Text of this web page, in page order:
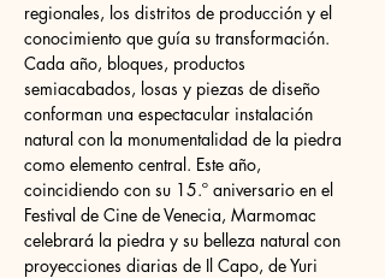
regionales, los distritos de producción y el
conocimiento que guía su transformación.
Cada año, bloques, productos
semiacabados, losas y piezas de diseño
conforman una espectacular instalación
natural con la monumentalidad de la piedra
como elemento central. Este año,
coincidiendo con su 15.º aniversario en el
Festival de Cine de Venecia, Marmomac
celebrará la piedra y su belleza natural con
proyecciones diarias de Il Capo, de Yuri